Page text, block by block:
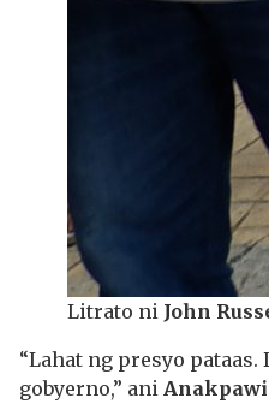
Litrato ni John
“Lahat ng presyo pataas.
gobyerno,” ani